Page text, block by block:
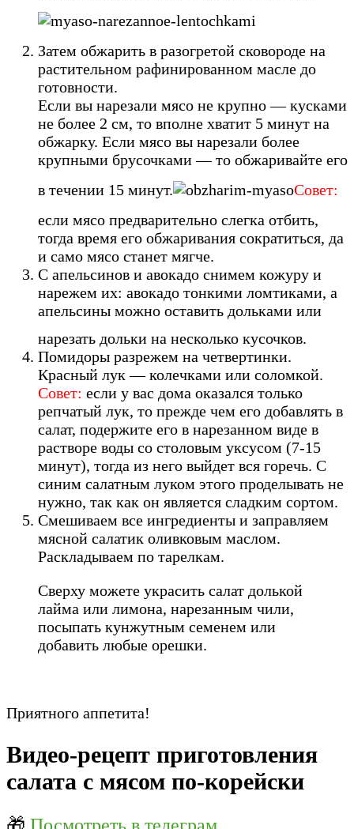
Затем обжарить в разогретой сковороде на
растительном рафинированном масле до
готовности.
Если вы нарезали мясо не крупно — кусками
не более 2 см, то вполне хватит 5 минут на
обжарку. Если мясо вы нарезали более
крупными брусочками — то обжаривайте его
в течении 15 минут.
Совет:
если мясо предварительно слегка отбить,
тогда время его обжаривания сократиться, да
и само мясо станет мягче.
С апельсинов и авокадо снимем кожуру и
нарежем их: авокадо тонкими ломтиками, а
апельсины можно оставить дольками или
нарезать дольки на несколько кусочков.
Помидоры разрежем на четвертинки.
Красный лук — колечками или соломкой.
Совет: если у вас дома оказался только
репчатый лук, то прежде чем его добавлять в
салат, подержите его в нарезанном виде в
растворе воды со столовым уксусом (7-15
минут), тогда из него выйдет вся горечь. С
синим салатным луком этого проделывать не
нужно, так как он является сладким сортом.
Смешиваем все ингредиенты и заправляем
мясной салатик оливковым маслом.
Раскладываем по тарелкам.
Сверху можете украсить салат долькой
лайма или лимона, нарезанным чили,
посыпать кунжутным семенем или
добавить любые орешки.
Приятного аппетита!
Видео-рецепт приготовления
салата с мясом по-корейски